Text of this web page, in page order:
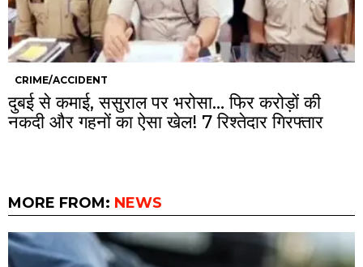
CRIME/ACCIDENT
दुबई से कमाई, ससुराल पर भरोसा… फिर करोड़ों की
नकदी और गहनों का ऐसा खेल! 7 रिश्तेदार गिरफ्तार
MORE FROM: NEWS